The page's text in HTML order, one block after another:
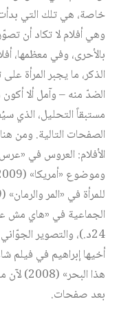
خاصة، هي تلك التي بدأت
وهي أفلام لا تكاد أن
بالأحرى، وفي معظمها،
الذكر، ما يجبر المرأة
الضدّ منه – وآمل ألا
مستبقاً التحليل،
الصفحات التالية. ومن
24د.)، والتصوير
أخيها إبراهيم في فيلم
هذا
بعد صفحات.